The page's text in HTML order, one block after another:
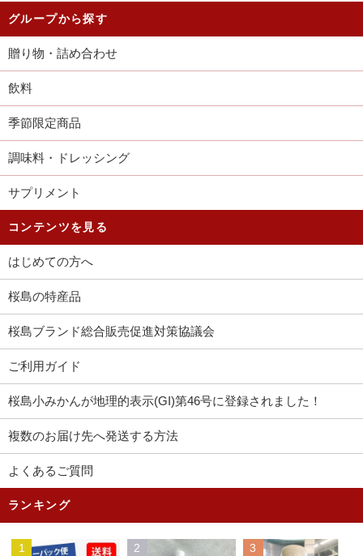
グループから探す
贈り物・詰め合わせ
飲料
季節限定商品
調味料・ドレッシング
サプリメント
コンテンツを見る
はじめての方へ
桜島の特産品
桜島ブランド総合販売促進対策協議会
ご利用ガイド
桜島小みかんが地理的表示(GI)第46号に登録されました！
複数のお届け先へ発送する方法
よくあるご質問
ランキング
1 2 3